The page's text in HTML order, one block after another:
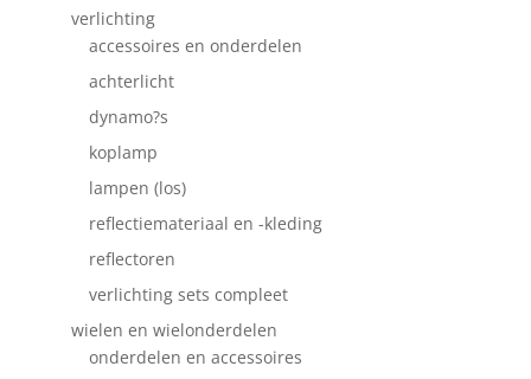
verlichting
accessoires en onderdelen
achterlicht
dynamo?s
koplamp
lampen (los)
reflectiemateriaal en -kleding
reflectoren
verlichting sets compleet
wielen en wielonderdelen
onderdelen en accessoires